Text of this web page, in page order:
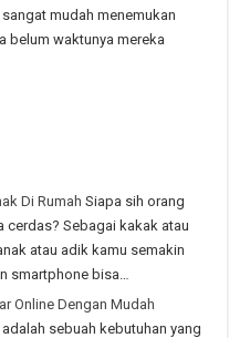
mudah menemukan
belum waktunya mereka
Di Rumah Siapa sih orang
cerdas? Sebagai kakak atau
atau adik kamu semakin
smartphone bisa…
Online Dengan Mudah
sebuah kebutuhan yang